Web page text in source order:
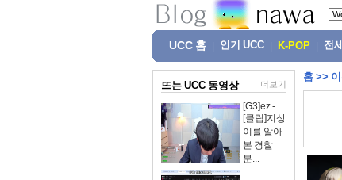
UCC 홈 인기 UCC K-POP 전
뜨는 UCC 동영상 더보기
[G3]ez -
[클립]지상
이를 알아
본 경찰
분...
홈 >>